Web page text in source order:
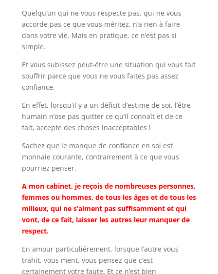
Quelqu’un qui ne vous respecte pas, qui ne vous
accorde pas ce que vous méritez, n’a rien à faire
dans votre vie. Mais en pratique, ce n’est pas si
simple.
Et vous subissez peut-être une situation qui vous fait
souffrir parce que vous ne vous faites pas assez
confiance.
En effet, lorsqu’il y a un déficit d’estime de soi, l’être
humain n’ose pas quitter ce qu’il connaît et de ce
fait, accepte des choses inacceptables !
Sachez que le manque de confiance en soi est
monnaie courante, contrairement à ce que vous
pourriez penser.
A mon cabinet, je reçois de nombreuses personnes,
femmes ou hommes, de tous les âges et de tous les
milieux, qui ne s’aiment pas suffisamment et qui
vont, de ce fait, laisser les autres leur manquer de
respect.
En amour particulièrement, lorsque l’autre vous
trahit, vous ment, vous pensez que c’est
certainement votre faute. Et ce n’est bien